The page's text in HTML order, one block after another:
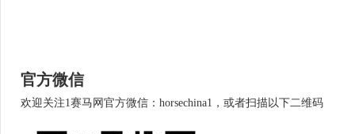
官方微信
欢迎关注1赛马网官方微信：horsechina1，或者扫描以下二维码